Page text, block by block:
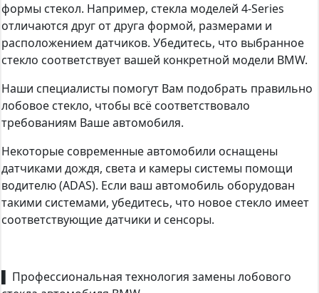
формы стекол. Например, стекла моделей 4-Series
отличаются друг от друга формой, размерами и
расположением датчиков. Убедитесь, что выбранное
стекло соответствует вашей конкретной модели BMW.
Наши специалисты помогут Вам подобрать правильно
лобовое стекло, чтобы всё соответствовало
требованиям Ваше автомобиля.
Некоторые современные автомобили оснащены
датчиками дождя, света и камеры системы помощи
водителю (ADAS). Если ваш автомобиль оборудован
такими системами, убедитесь, что новое стекло имеет
соответствующие датчики и сенсоры.
▌ Профессиональная технология замены лобового